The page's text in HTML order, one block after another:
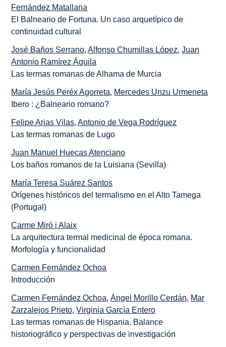
Fernández Matallana
El Balneario de Fortuna. Un caso arquetípico de
continuidad cultural
José Baños Serrano,Alfonso Chumillas López,Juan
Antonio Ramírez Águila
Las termas romanas de Alhama de Murcia
María Jesús Peréx Agorreta, Mercedes Unzu Urmeneta
Ibero : ¿Balneario romano?
Felipe Arias Vilas,Antonio de Vega Rodríguez
Las termas romanas de Lugo
Juan Manuel Huecas Atenciano
Los baños romanos de la Luisiana (Sevilla)
María Teresa Suárez Santos
Orígenes históricos del termalismo en el Alto Tamega
(Portugal)
Carme Miró i Alaix
La arquitectura termal medicinal de época romana.
Morfología y funcionalidad
Carmen Fernández Ochoa
Introducción
Carmen Fernández Ochoa,Ángel Morillo Cerdán, Mar
Zarzalejos Prieto,Virginia García Entero
Las termas romanas de Hispania. Balance
historiográfico y perspectivas de investigación